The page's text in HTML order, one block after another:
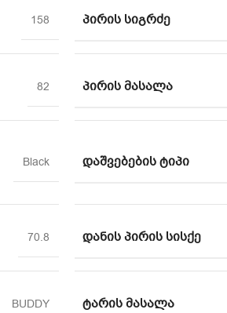
158 ᲞᲘᲠᲘᲡ ᲡᲘᲒᲠᲫᲔ
82 ᲞᲘᲠᲘᲡ ᲛᲐᲡᲐᲚᲐ
Black ᲓᲐᲨᲕᲔᲑᲔᲑᲘᲡ ᲢᲘᲞᲘ
70.8 ᲓᲐᲜᲘᲡ ᲞᲘᲠᲘᲡ ᲡᲘᲡᲥᲔ
BUDDY ᲢᲐᲠᲘᲡ ᲛᲐᲡᲐᲚᲐ